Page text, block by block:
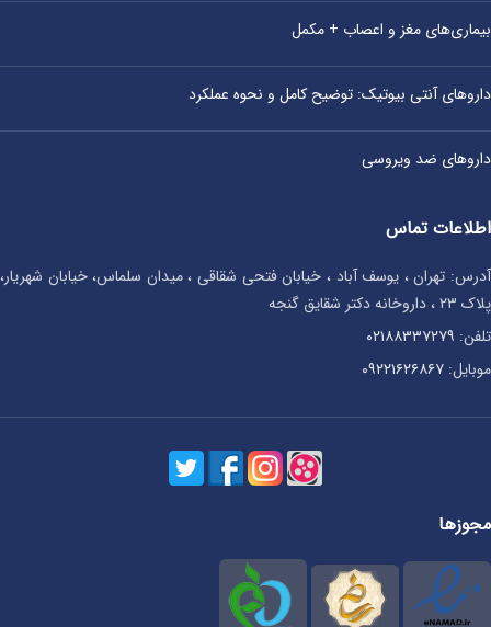
بیماری‌های مغز و اعصاب + مکمل
داروهای آنتی‌ بیوتیک: توضیح کامل و نحوه عملکرد
داروهای ضد ویروسی
اطلاعات تماس
آدرس: تهران ، یوسف آباد ، خیابان فتحی شقاقی ، میدان سلماس، خیابان شهریار،
پلاک ۲۳ ، داروخانه دکتر شقایق گنجه
تلفن: ۰۲۱۸۸۳۳۷۲۷۹
موبایل: ۰۹۲۲۱۶۲۶۸۶۷
مجوزها